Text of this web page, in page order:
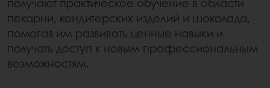
получают практическое обучение в области
пекарни, кондитерских изделий и шоколада,
помогая им развивать ценные навыки и
получать доступ к новым профессиональным
возможностям.